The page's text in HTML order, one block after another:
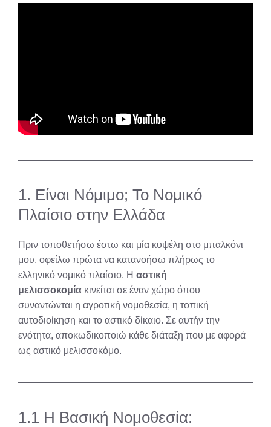
1. Είναι Νόμιμο; Το Νομικό
Πλαίσιο στην Ελλάδα
Πριν τοποθετήσω έστω και μία κυψέλη στο μπαλκόνι
μου, οφείλω πρώτα να κατανοήσω πλήρως το
ελληνικό νομικό πλαίσιο. Η αστική
μελισσοκομία κινείται σε έναν χώρο όπου
συναντώνται η αγροτική νομοθεσία, η τοπική
αυτοδιοίκηση και το αστικό δίκαιο. Σε αυτήν την
ενότητα, αποκωδικοποιώ κάθε διάταξη που με αφορά
ως αστικό μελισσοκόμο.
1.1 Η Βασική Νομοθεσία: